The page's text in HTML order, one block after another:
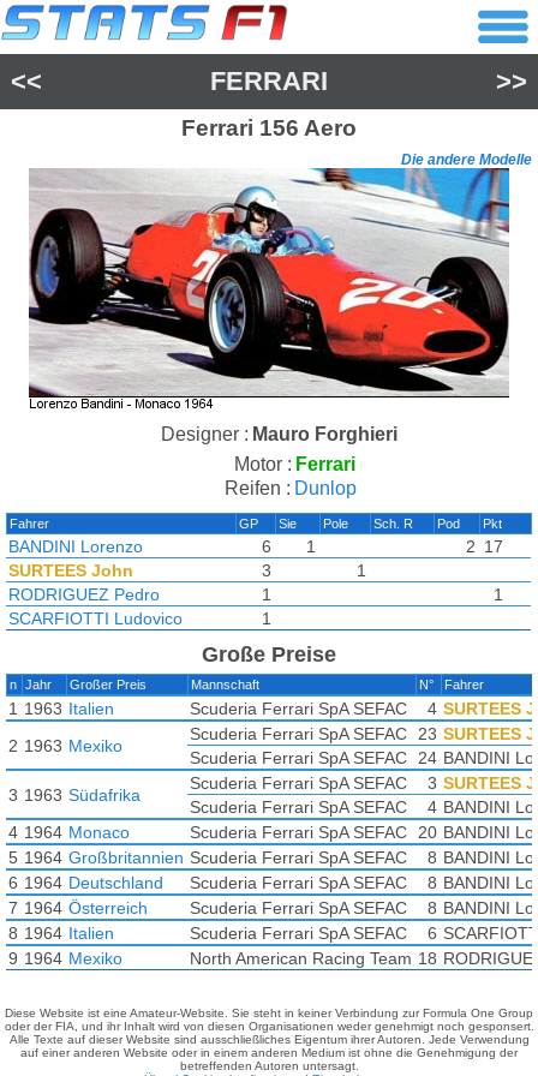
<< FERRARI >>
Ferrari 156 Aero
Die andere Modelle
Designer : Mauro Forghieri
Motor : Ferrari
Reifen : Dunlop
Fahrer GP Sie Pole Sch. R Pod Pkt
BANDINI Lorenzo 6 1 2 17
SURTEES John
3
1
RODRIGUEZ Pedro
1
1
SCARFIOTTI Ludovico
1
Große Preise
n Jahr Großer Preis Mannschaft N° Fahrer
1 1963 Italien Scuderia Ferrari SpA SEFAC 4 SURTEES
2 1963 Mexiko
Scuderia Ferrari SpA SEFAC 23 SURTEES
Scuderia Ferrari SpA SEFAC
24 BANDINI
3 1963 Südafrika
Scuderia Ferrari SpA SEFAC 3 SURTEES
Scuderia Ferrari SpA SEFAC
4 BANDINI
4 1964 Monaco Scuderia Ferrari SpA SEFAC 20 BANDINI
5 1964 Großbritannien Scuderia Ferrari SpA SEFAC 8 BANDINI
6 1964 Deutschland Scuderia Ferrari SpA SEFAC 8 BANDINI
7 1964 Österreich Scuderia Ferrari SpA SEFAC 8 BANDINI
8 1964 Italien Scuderia Ferrari SpA SEFAC 6
9 1964 Mexiko North American Racing Team 18
Diese Website ist eine Amateur-Website. Sie steht in keiner Verbindung zur Formula One Group
oder der FIA, und ihr Inhalt wird von diesen Organisationen weder genehmigt noch gesponsert.
Alle Texte auf dieser Website sind ausschließliches Eigentum ihrer Autoren. Jede Verwendung
auf einer anderen Website oder in einem anderen Medium ist ohne die Genehmigung der
betreffenden Autoren untersagt.